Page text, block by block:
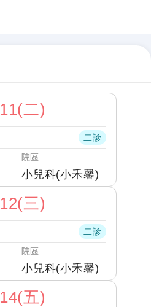
11(二)
二診
院區
小兒科(小禾馨)
12(三)
二診
院區
小兒科(小禾馨)
14(五)